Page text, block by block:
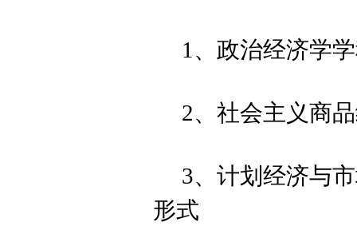
1、政治经济学
2、社会主义商
3、计划经济与
形式